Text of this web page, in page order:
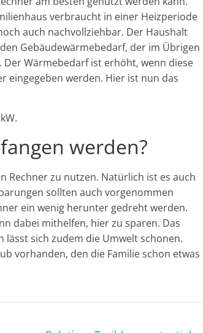
verbraucht in einer Heizperiode
auch nachvollziehbar. Der Haushalt
Gebäudewärmebedarf, der im Übrigen
Wärmebedarf ist erhöht, wenn diese
eingegeben werden. Hier ist nun das
werden?
Rechner zu nutzen. Natürlich ist es auch
sollten auch vorgenommen
ein wenig herunter gedreht werden.
dabei mithelfen, hier zu sparen. Das
lässt sich zudem die Umwelt schonen.
vorhanden, den die Familie schon etwas